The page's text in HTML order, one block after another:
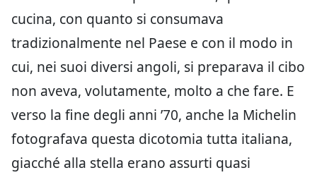
cucina, con quanto si consumava
tradizionalmente nel Paese e con il modo in
cui, nei suoi diversi angoli, si preparava il cibo
non aveva, volutamente, molto a che fare. E
verso la fine degli anni ’70, anche la Michelin
fotografava questa dicotomia tutta italiana,
giacché alla stella erano assurti quasi